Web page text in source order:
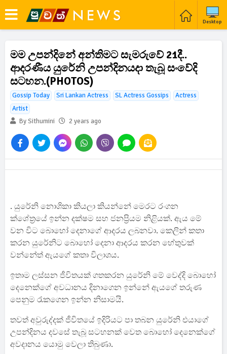
Desktop
මම උපන්දිනේ අන්තිමට සැමරුවේ 21දී..
ආදරණීය යුරේනි උපන්දිනයදා තැබූ සංවේදි
සටහන.(PHOTOS)
Gossip Today Sri Lankan Actress SL Actress Gossips
Actress
Artist
By Sithumini
2 years ago
. යුරේනි නොශිකා කියලා කියන්නේ මෙරට රංගන
ක්ශේත්‍රයේ ඉන්න දක්ෂම සහ ජනප්‍රියම නිළියක්. ඇය මේ
වන විට බොහෝ දෙනාගේ ආදරය ලබනවා. කෙලින් කතා
කරන යුරේනිට බොහෝ දෙනා ආදරය කරන හේතුවක්
වන්නේත් ඇයගේ කතා විලාශය.
ඉතාම ලස්සන ජීවිතයක් ගතකරන යුරේනි මේ වෙද්දි බොහෝ
දෙනෙක්ගේ අවධානය දිනාගෙන ඉන්නේ ඇයගේ තරුණ
පෙනුම රැකගෙන ඉන්න නිසාමයි.
තවත් අවුරුද්දක් ජීවිතයේ ඉදිරියට පා තබන යුරේනි එයාගේ
උපන්දිනය දවසේ තැබූ සටහනක් වෙත බොහෝ දෙනෙක්ගේ
අවදානය යොමු වෙලා තිබුණා.